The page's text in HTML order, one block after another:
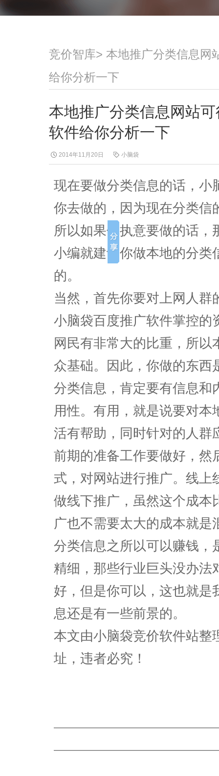
竞价智库> 本地推广分类信息网
给你分析一下
本地推广分类信息网站
软件给你分析一下
2014年11月20日 小脑袋
现在要做分类信息的话，小
你去做的，因为现在分类信
所以如果你执意要做的话
小编就建议你做本地的分类
的。
当然，首先你要对上网人
小脑袋百度推广软件掌控的
网民有非常大的比重，所
众基础。因此，你做的东西
分类信息，肯定要有信息和
用性。有用，就是说要对
活有帮助，同时针对的人群
前期的准备工作要做好，然
式，对网站进行推广。线上
做线下推广，虽然这个成本
广也不需要太大的成本就是
分类信息之所以可以赚钱，
精细，那些行业巨头没办法
好，但是你可以，这也就是
息还是有一些前景的。
本文由小脑袋竞价软件站整
址，违者必究！